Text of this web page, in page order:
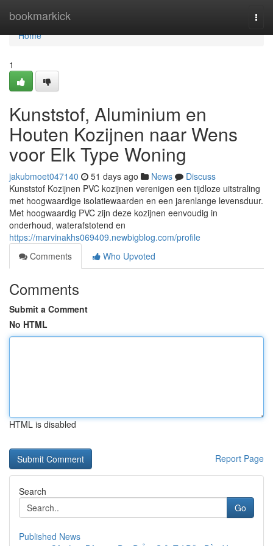
bookmarkick
Home
Home
1
Kunststof, Aluminium en
Houten Kozijnen naar Wens
voor Elk Type Woning
jakubmoet047140 51 days ago News
Discuss
Kunststof Kozijnen PVC kozijnen verenigen een tijdloze uitstraling
met hoogwaardige isolatiewaarden en een jarenlange levensduur.
Met hoogwaardig PVC zijn deze kozijnen eenvoudig in
onderhoud, waterafstotend en
https://marvinakhs069409.newbigblog.com/profile
Comments
Who Upvoted
Comments
Submit a Comment
No HTML
HTML is disabled
Report Page
Search
Go
Published News